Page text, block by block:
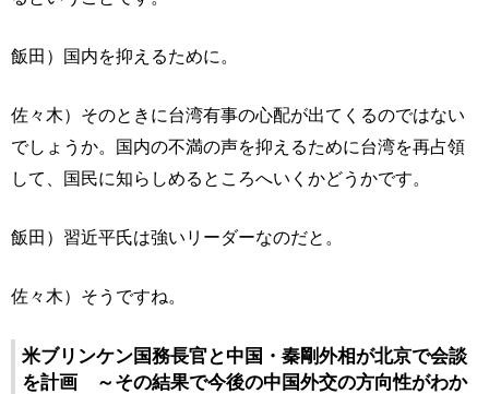
飯田）国内を抑えるために。
佐々木）そのときに台湾有事の心配が出てくるのではない
でしょうか。国内の不満の声を抑えるために台湾を再占領
して、国民に知らしめるところへいくかどうかです。
飯田）習近平氏は強いリーダーなのだと。
佐々木）そうですね。
米ブリンケン国務長官と中国・秦剛外相が北京で会談
を計画 ～その結果で今後の中国外交の方向性がわか